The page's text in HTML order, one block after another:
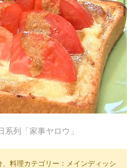
列「家事ヤロウ」
、料理カテゴリー：メインディッシ